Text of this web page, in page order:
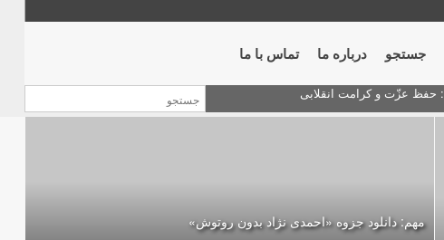
جستجو درباره ما تماس با ما
مهم: دانلود جزوه «احمدی نژاد بدون روتوش»